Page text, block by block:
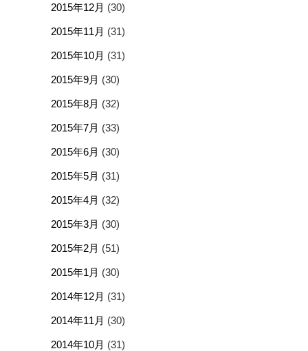
2015年12月 (30)
2015年11月 (31)
2015年10月 (31)
2015年9月 (30)
2015年8月 (32)
2015年7月 (33)
2015年6月 (30)
2015年5月 (31)
2015年4月 (32)
2015年3月 (30)
2015年2月 (51)
2015年1月 (30)
2014年12月 (31)
2014年11月 (30)
2014年10月 (31)